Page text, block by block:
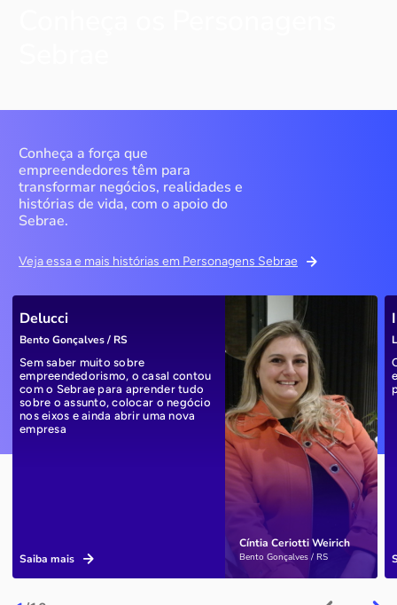
Conheça a força que
empreendedores têm para
transformar negócios, realidades e
histórias de vida, com o apoio do
Sebrae.
Veja essa e mais histórias em Personagens Sebrae
Cíntia Ceriotti Weirich
Bento Gonçalves / RS
Delucci
Bento Gonçalves / RS
Sem saber muito sobre
empreendedorismo, o casal contou
com o Sebrae para aprender tudo
sobre o assunto, colocar o negócio
nos eixos e ainda abrir uma nova
empresa
Saiba mais